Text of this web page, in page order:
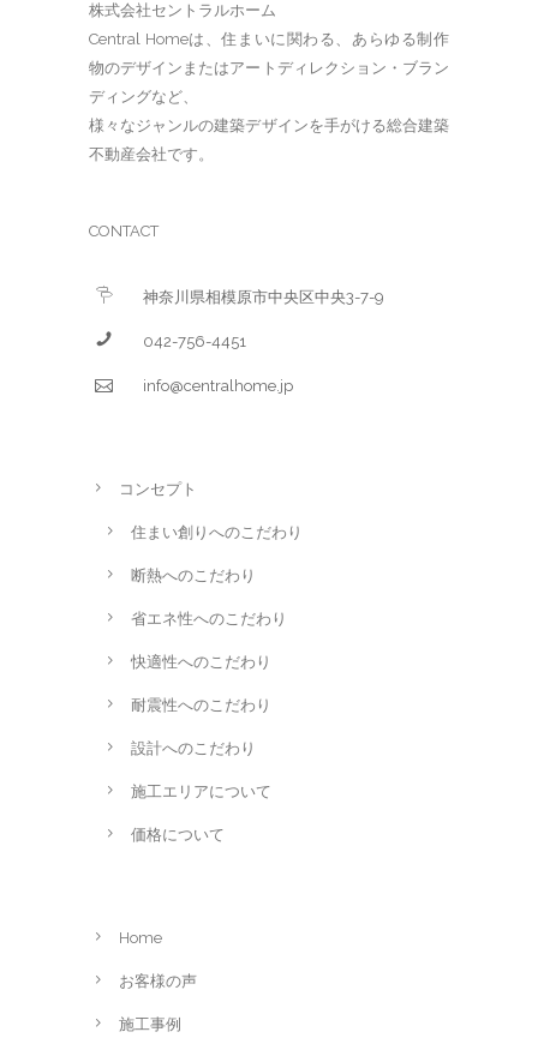
株式会社セントラルホーム
Central Homeは、住まいに関わる、あらゆる制作
物のデザインまたはアートディレクション・ブラン
ディングなど、
様々なジャンルの建築デザインを手がける総合建築
不動産会社です。
CONTACT
神奈川県相模原市中央区中央3-7-9
042-756-4451
info@centralhome.jp
コンセプト
住まい創りへのこだわり
断熱へのこだわり
省エネ性へのこだわり
快適性へのこだわり
耐震性へのこだわり
設計へのこだわり
施工エリアについて
価格について
Home
お客様の声
施工事例